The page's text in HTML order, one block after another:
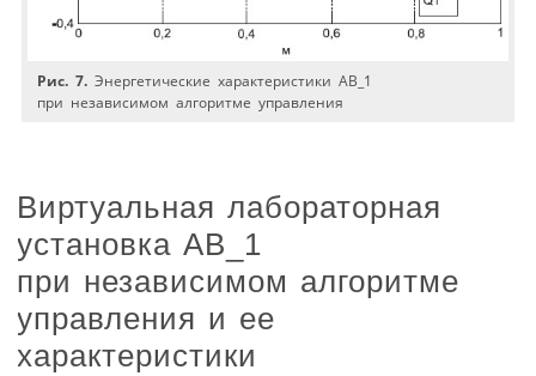
Рис. 7. Энергетические характеристики АВ_1
при независимом алгоритме управления
Виртуальная лабораторная
установка АВ_1
при независимом алгоритме
управления и ее
характеристики